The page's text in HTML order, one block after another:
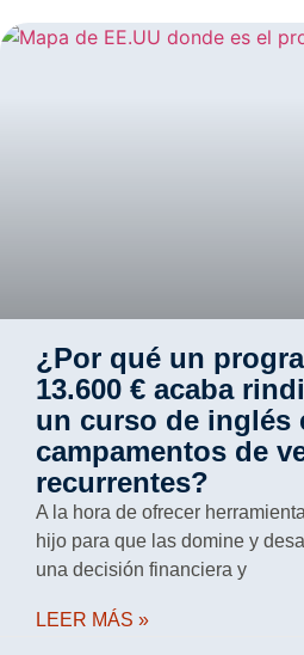
¿Por qué un
13.600 € acaba
un curso de inglés
campamentos de
recurrentes?
A la hora de ofrecer
hijo para que las domine y
una decisión financiera y
LEER MÁS »